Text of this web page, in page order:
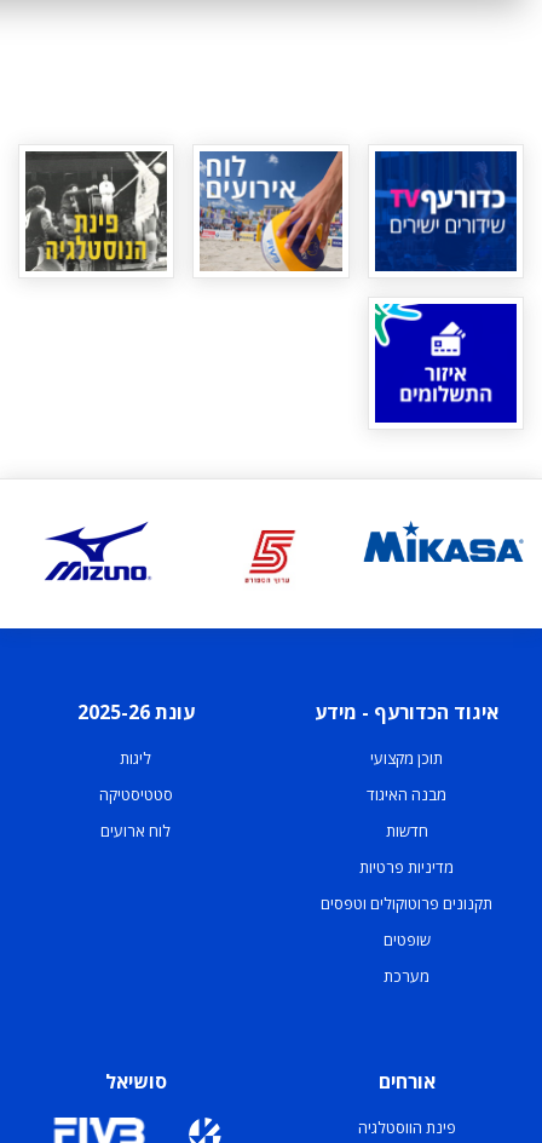
איגוד הכדורעף - מידע
תוכן מקצועי
מבנה האיגוד
חדשות
מדיניות פרטיות
תקנונים פרוטוקולים וטפסים
שופטים
מערכת
עונת 2025-26
ליגות
סטטיסטיקה
לוח ארועים
אורחים
פינת הווסטלגיה
סושיאל